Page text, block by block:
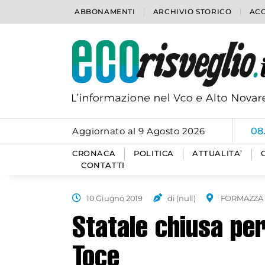
ABBONAMENTI ARCHIVIO STORICO
Aggiornato al 9 Agosto 2026
CRONACA POLITICA ATTUALITA’
CONTATTI
10 Giugno 2019 di (null) FORMAZZA
Statale chiusa